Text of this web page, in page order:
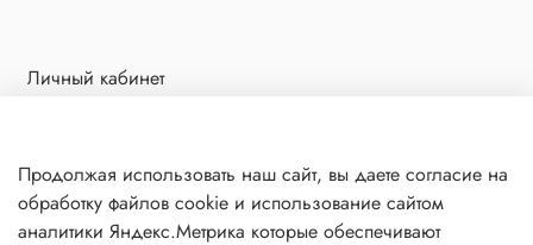
Личный кабинет
Блог
Контакты
Продолжая использовать наш сайт, вы даете согласие на
обработку файлов cookie и использование сайтом
аналитики Яндекс.Метрика которые обеспечивают